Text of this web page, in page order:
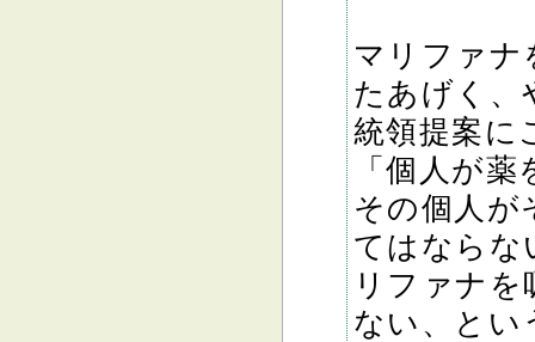
マリファナ
たあげく、
統領提案に
「個人が
その個人が
てはならな
リファナ
ない、とい